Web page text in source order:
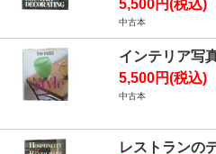
5,500円(税込)
中古本
インテリア写
5,500円(税込)
中古本
レストランの